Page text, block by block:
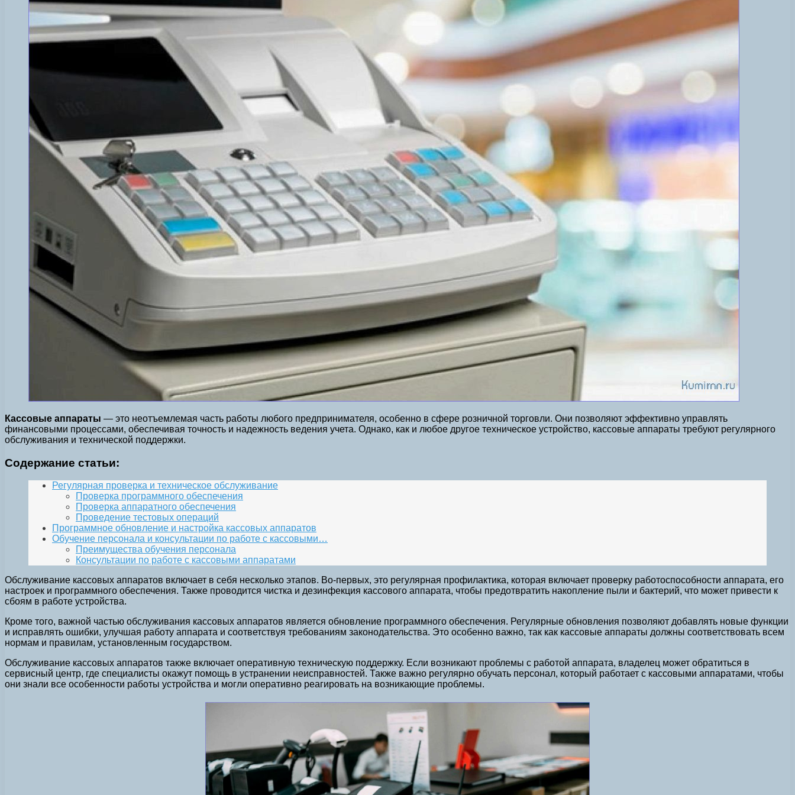
Кассовые аппараты — это неотъемлемая часть работы любого предпринимателя, особенно в сфере розничной торговли. Они позволяют эффективно управлять
финансовыми процессами, обеспечивая точность и надежность ведения учета. Однако, как и любое другое техническое устройство, кассовые аппараты требуют регулярного
обслуживания и технической поддержки.
Содержание статьи:
Регулярная проверка и техническое обслуживание
Проверка программного обеспечения
Проверка аппаратного обеспечения
Проведение тестовых операций
Программное обновление и настройка кассовых аппаратов
Обучение персонала и консультации по работе с кассовыми…
Преимущества обучения персонала
Консультации по работе с кассовыми аппаратами
Обслуживание кассовых аппаратов включает в себя несколько этапов. Во-первых, это регулярная профилактика, которая включает проверку работоспособности аппарата, его
настроек и программного обеспечения. Также проводится чистка и дезинфекция кассового аппарата, чтобы предотвратить накопление пыли и бактерий, что может привести к
сбоям в работе устройства.
Кроме того, важной частью обслуживания кассовых аппаратов является обновление программного обеспечения. Регулярные обновления позволяют добавлять новые функции
и исправлять ошибки, улучшая работу аппарата и соответствуя требованиям законодательства. Это особенно важно, так как кассовые аппараты должны соответствовать всем
нормам и правилам, установленным государством.
Обслуживание кассовых аппаратов также включает оперативную техническую поддержку. Если возникают проблемы с работой аппарата, владелец может обратиться в
сервисный центр, где специалисты окажут помощь в устранении неисправностей. Также важно регулярно обучать персонал, который работает с кассовыми аппаратами, чтобы
они знали все особенности работы устройства и могли оперативно реагировать на возникающие проблемы.